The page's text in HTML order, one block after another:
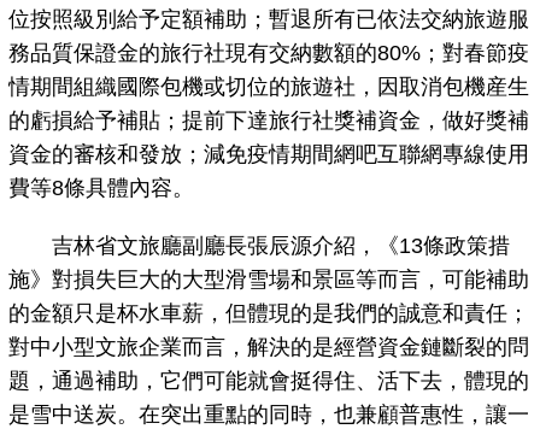
位按照級別給予定額補助；暫退所有已依法交納旅遊服
務品質保證金的旅行社現有交納數額的80%；對春節疫
情期間組織國際包機或切位的旅遊社，因取消包機産生
的虧損給予補貼；提前下達旅行社獎補資金，做好獎補
資金的審核和發放；減免疫情期間網吧互聯網專線使用
費等8條具體內容。
吉林省文旅廳副廳長張辰源介紹，《13條政策措
施》對損失巨大的大型滑雪場和景區等而言，可能補助
的金額只是杯水車薪，但體現的是我們的誠意和責任；
對中小型文旅企業而言，解決的是經營資金鏈斷裂的問
題，通過補助，它們可能就會挺得住、活下去，體現的
是雪中送炭。在突出重點的同時，也兼顧普惠性，讓一